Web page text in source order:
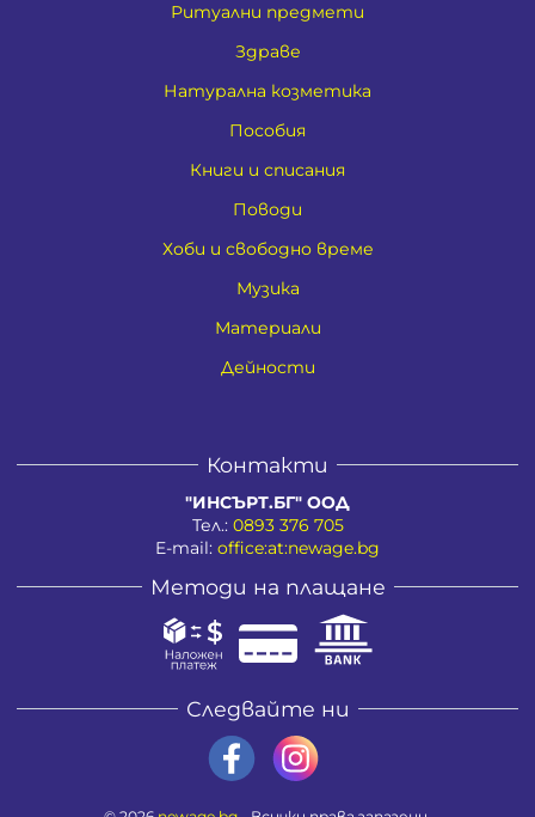
Ритуални предмети
Здраве
Натурална козметика
Пособия
Книги и списания
Поводи
Хоби и свободно време
Музика
Материали
Дейности
Контакти
"ИНСЪРТ.БГ" ООД
Тел.: 0893 376 705
E-mail: office:at:newage.bg
Методи на плащане
Следвайте ни